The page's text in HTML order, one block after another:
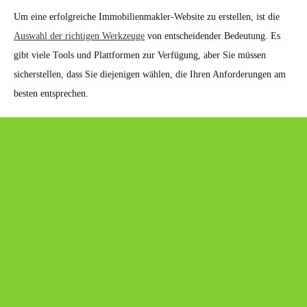
Um eine erfolgreiche Immobilienmakler-Website zu erstellen, ist die
Auswahl der richtigen Werkzeuge von entscheidender Bedeutung. Es
gibt viele Tools und Plattformen zur Verfügung, aber Sie müssen
sicherstellen, dass Sie diejenigen wählen, die Ihren Anforderungen am
besten entsprechen.